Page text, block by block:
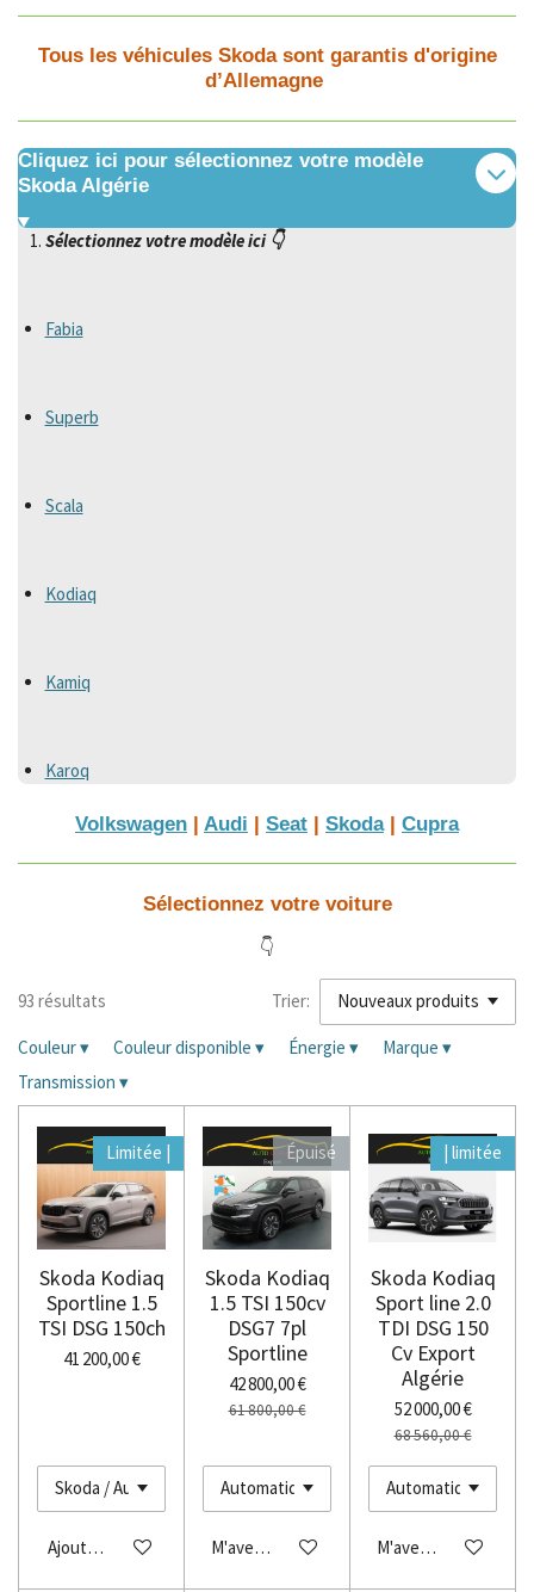
Tous les véhicules Skoda sont garantis d'origine
d’Allemagne
Cliquez ici pour sélectionnez votre modèle
Skoda Algérie
Sélectionnez votre modèle ici 👇
Fabia
Superb
Scala
Kodiaq
Kamiq
Karoq
Volkswagen | Audi | Seat | Skoda| Cupra
Sélectionnez votre voiture
👇
93 résultats Trier:
Couleur▾ Couleur disponible ▾ Énergie ▾ Marque ▾
Transmission ▾
Limitée |
Skoda Kodiaq
Sportline 1.5
TSI DSG 150ch
41 200,00 €
Ajouter au panier
Épuisé
Skoda Kodiaq
1.5 TSI 150cv
DSG7 7pl
Sportline
42 800,00 €
61 800,00 €
M'avertir si disponible
| limitée
Skoda Kodiaq
Sport line 2.0
TDI DSG 150
Cv Export
Algérie
52 000,00 €
68 560,00 €
M'avertir si